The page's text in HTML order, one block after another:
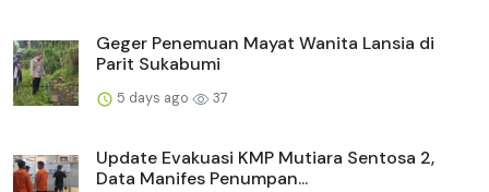
Geger Penemuan Mayat Wanita Lansia di
Parit Sukabumi
5 days ago 37
Update Evakuasi KMP Mutiara Sentosa 2,
Data Manifes Penumpan...